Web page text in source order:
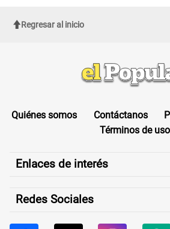
Regresar al inicio
Quiénes somos Contáctanos
Términos de uso
Enlaces de interés
Redes Sociales